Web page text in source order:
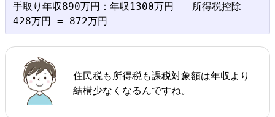
手取り年収890万円：年収1300万円 - 所得税控除
住民税も所得税も課税対象額は年収より
結構少なくなるんですね。